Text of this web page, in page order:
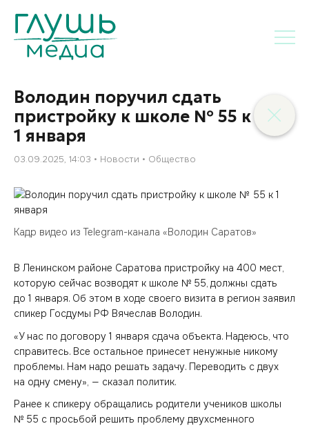
Володин поручил сдать
пристройку к школе № 55 к
1 января
03.09.2025, 14:03 Новости Общество
Кадр видео из Telegram-канала «Володин Саратов»
В Ленинском районе Саратова пристройку на 400 мест,
которую сейчас возводят к школе № 55, должны сдать
до 1 января. Об этом в ходе своего визита в регион заявил
спикер Госдумы РФ Вячеслав Володин.
«У нас по договору 1 января сдача объекта. Надеюсь, что
справитесь. Все остальное принесет ненужные никому
проблемы. Нам надо решать задачу. Переводить с двух
на одну смену», — сказал политик.
Ранее к спикеру обращались родители учеников школы
№ 55 с просьбой решить проблему двухсменного